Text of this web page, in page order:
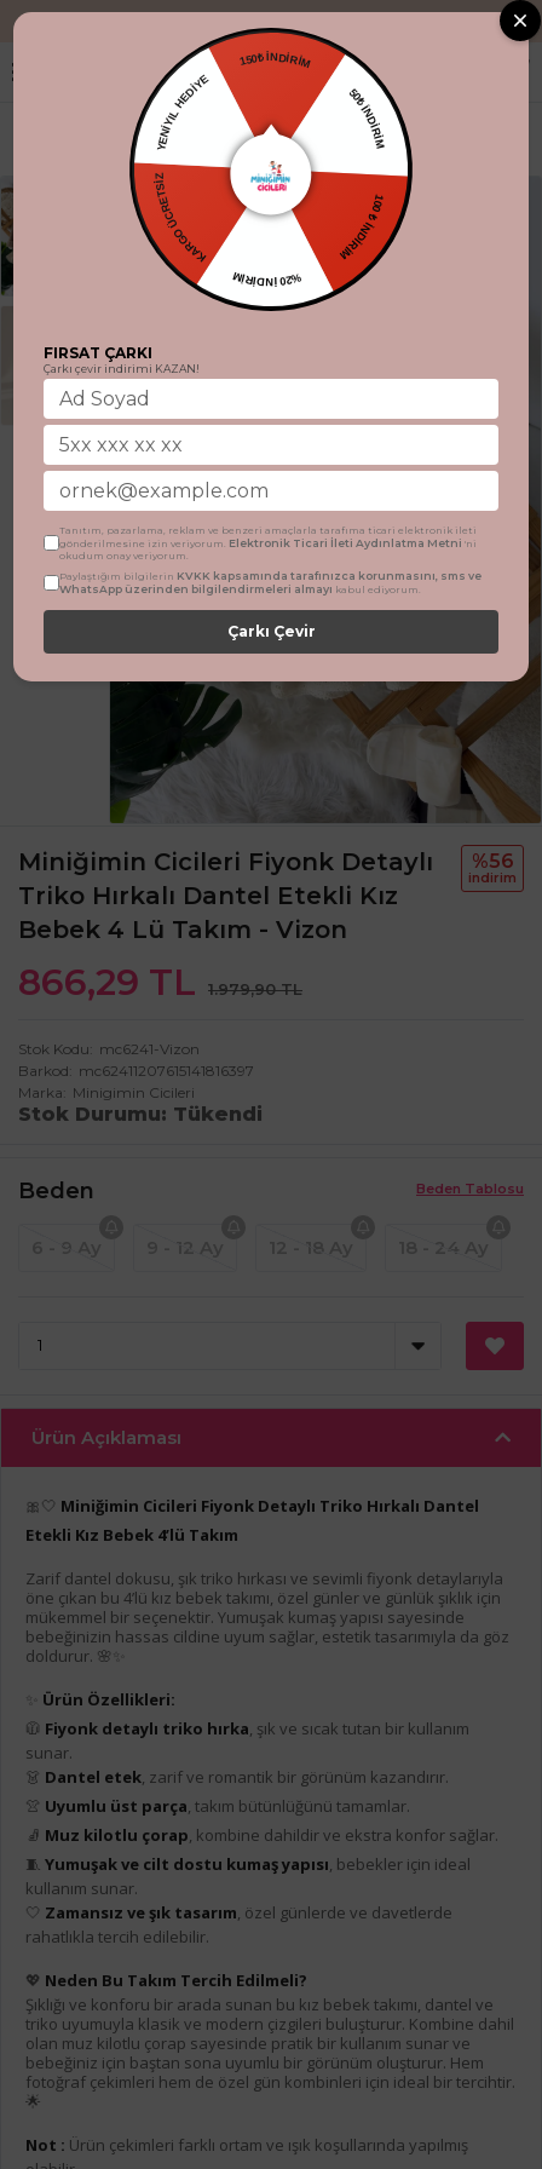
"Aynı gün
Miniğimin Cicileri Fiyonk Detaylı
Triko Hırkalı Dantel Etekli Kız
Bebek 4 Lü Takım - Vizon
866,29 TL 1.979,90 TL
%56
i̇ndi̇ri̇m
Stok Kodu
mc6241-Vizon
Barkod
mc62411207615141816397
Marka
Minigimin Cicileri
Stok Durumu Tükendi
Beden Tablosu
Beden
Ürün Açıklaması
🎀🤍 Miniğimin Cicileri Fiyonk Detaylı Triko Hırkalı Dantel
Etekli Kız Bebek 4’lü Takım
Zarif dantel dokusu, şık triko hırkası ve sevimli fiyonk detaylarıyla
öne çıkan bu 4’lü kız bebek takımı, özel günler ve günlük şıklık için
mükemmel bir seçenektir. Yumuşak kumaş yapısı sayesinde
bebeğinizin hassas cildine uyum sağlar, estetik tasarımıyla da göz
doldurur. 🌸✨
Ürün Özellikleri:
🧥 Fiyonk detaylı triko hırka , şık ve sıcak tutan bir kullanım
sunar.
👗 Dantel etek , zarif ve romantik bir görünüm kazandırır.
👚 Uyumlu üst parça , takım bütünlüğünü tamamlar.
🧦 Muz kilotlu çorap , kombine dahildir ve ekstra konfor sağlar.
🧵 Yumuşak ve cilt dostu kumaş yapısı , bebekler için ideal
kullanım sunar.
🤍 Zamansız ve şık tasarım , özel günlerde ve davetlerde
rahatlıkla tercih edilebilir.
💖 Neden Bu Takım Tercih Edilmeli?
Şıklığı ve konforu bir arada sunan bu kız bebek takımı, dantel ve
triko uyumuyla klasik ve modern çizgileri buluşturur. Kombine dahil
olan muz kilotlu çorap sayesinde pratik bir kullanım sunar ve
bebeğiniz için baştan sona uyumlu bir görünüm oluşturur. Hem
fotoğraf çekimleri hem de özel gün kombinleri için ideal bir tercihtir.
🌟
Not : Ürün çekimleri farklı ortam ve ışık koşullarında yapılmış
150₺ İNDİRİM
50₺ İNDİRİM
100 ₺ İNDİRİM
%20 İNDİRİM
KARGO ÜCRETSİZ
YENİYIL HEDİYE
FIRSAT ÇARKI
Çarkı çevir indirimi KAZAN!
Tanıtım, pazarlama, reklam ve benzeri amaçlarla tarafıma ticari elektronik ileti
gönderilmesine izin veriyorum. Elektronik Ticari İleti Aydınlatma Metni 'ni
okudum onay veriyorum.
Paylaştığım bilgilerin KVKK kapsamında tarafınızca korunmasını, sms ve
WhatsApp üzerinden bilgilendirmeleri almayı kabul ediyorum.
Çarkı Çevir